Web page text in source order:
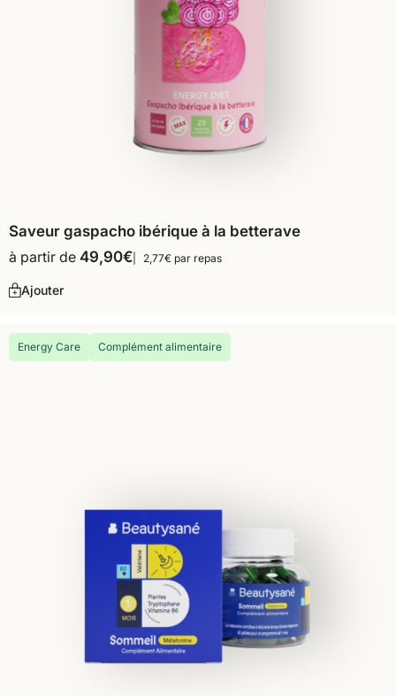
Saveur gaspacho ibérique à la betterave
à partir de 49,90€ 2,77€ par repas
Ajouter
Energy Care Complément alimentaire